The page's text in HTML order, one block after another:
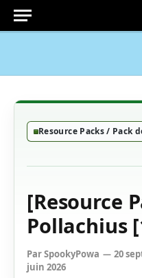
Resource Packs / Pack
[Resource
Pollachius
ParSpookyPowa 20
juin 2026